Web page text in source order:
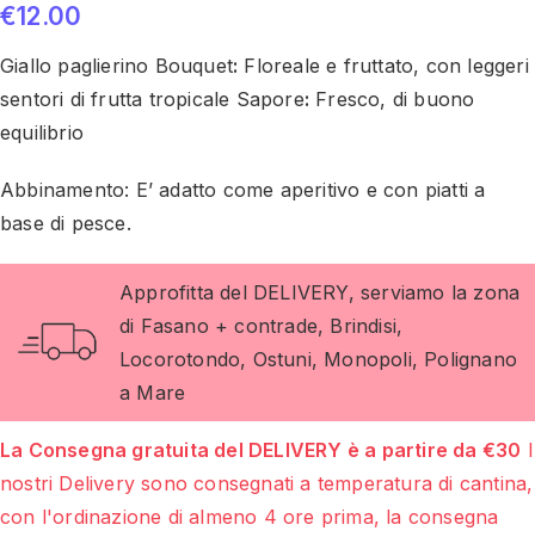
€12.00
Giallo paglierino Bouquet: Floreale e fruttato, con leggeri
sentori di frutta tropicale Sapore: Fresco, di buono
equilibrio
Abbinamento: E’ adatto come aperitivo e con piatti a
base di pesce.
Approfitta del DELIVERY, serviamo la zona
di Fasano + contrade, Brindisi,
Locorotondo, Ostuni, Monopoli, Polignano
a Mare
La Consegna gratuita del DELIVERY è a partire da €30 I
nostri Delivery sono consegnati a temperatura di cantina,
con l'ordinazione di almeno 4 ore prima, la consegna